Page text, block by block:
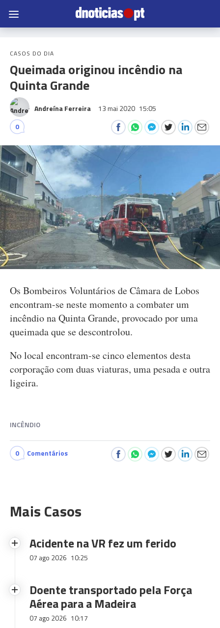
CASOS DO DIA
Queimada originou incêndio na
Quinta Grande
Andreína Ferreira 13 mai 2020 15:05
0
Os Bombeiros Voluntários de Câmara de Lobos
encontram-se neste momento a combater um
incêndio na Quinta Grande, provocado por uma
queimada que se descontrolou.
No local encontram-se cinco elementos desta
corporação com duas viaturas, uma pesada e outra
ligeira.
INCÊNDIO
0 Comentários
Mais Casos
Acidente na VR fez um ferido
07 ago 2026 10:25
Doente transportado pela Força
Aérea para a Madeira
07 ago 2026 10:17